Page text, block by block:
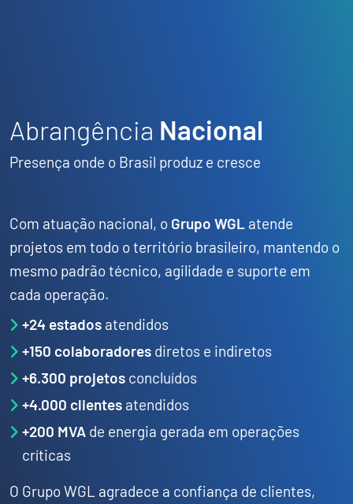
Abrangência Nacional
Presença onde o Brasil produz e cresce
Com atuação nacional, o Grupo WGL atende
projetos em todo o território brasileiro, mantendo o
mesmo padrão técnico, agilidade e suporte em
cada operação.
+24 estados atendidos
+150 colaboradores diretos e indiretos
+6.300 projetos concluídos
+4.000 clientes atendidos
+200 MVA de energia gerada em operações
críticas
O Grupo WGL agradece a confiança de clientes,